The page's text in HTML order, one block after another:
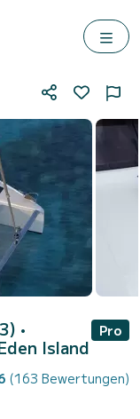
•
Island
Pro
(163 Bewertungen)